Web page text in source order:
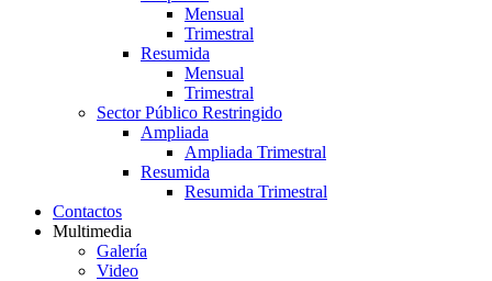
Mensual
Trimestral
Resumida
Mensual
Trimestral
Sector Público Restringido
Ampliada
Ampliada Trimestral
Resumida
Resumida Trimestral
Contactos
Multimedia
Galería
Video